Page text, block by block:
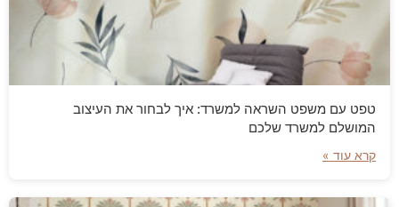
טפט עם משפט השראה למשרד: איך לבחור את העיצוב
המושלם למשרד שלכם
קרא עוד »